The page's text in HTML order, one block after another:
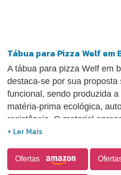
Tábua para Pizza Welf em
A tábua para pizza Welf em
destaca-se por sua proposta
funcional, sendo produzida
matéria-prima ecológica,
resistência. O material
fato de ser
preparo e no serviço de
bambu possui rápido ciclo de
Ofertas